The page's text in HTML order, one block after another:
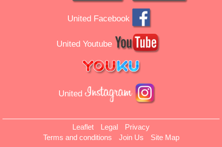
United Facebook
United Youtube
United
Leaflet Legal
Privacy
Terms and conditions
Join Us Site Map